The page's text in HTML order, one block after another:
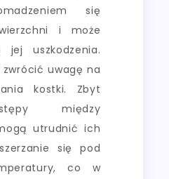
się
i może
jej uszkodzenia.
uwagę na
kostki. Zbyt
między
utrudnić ich
się pod
co w